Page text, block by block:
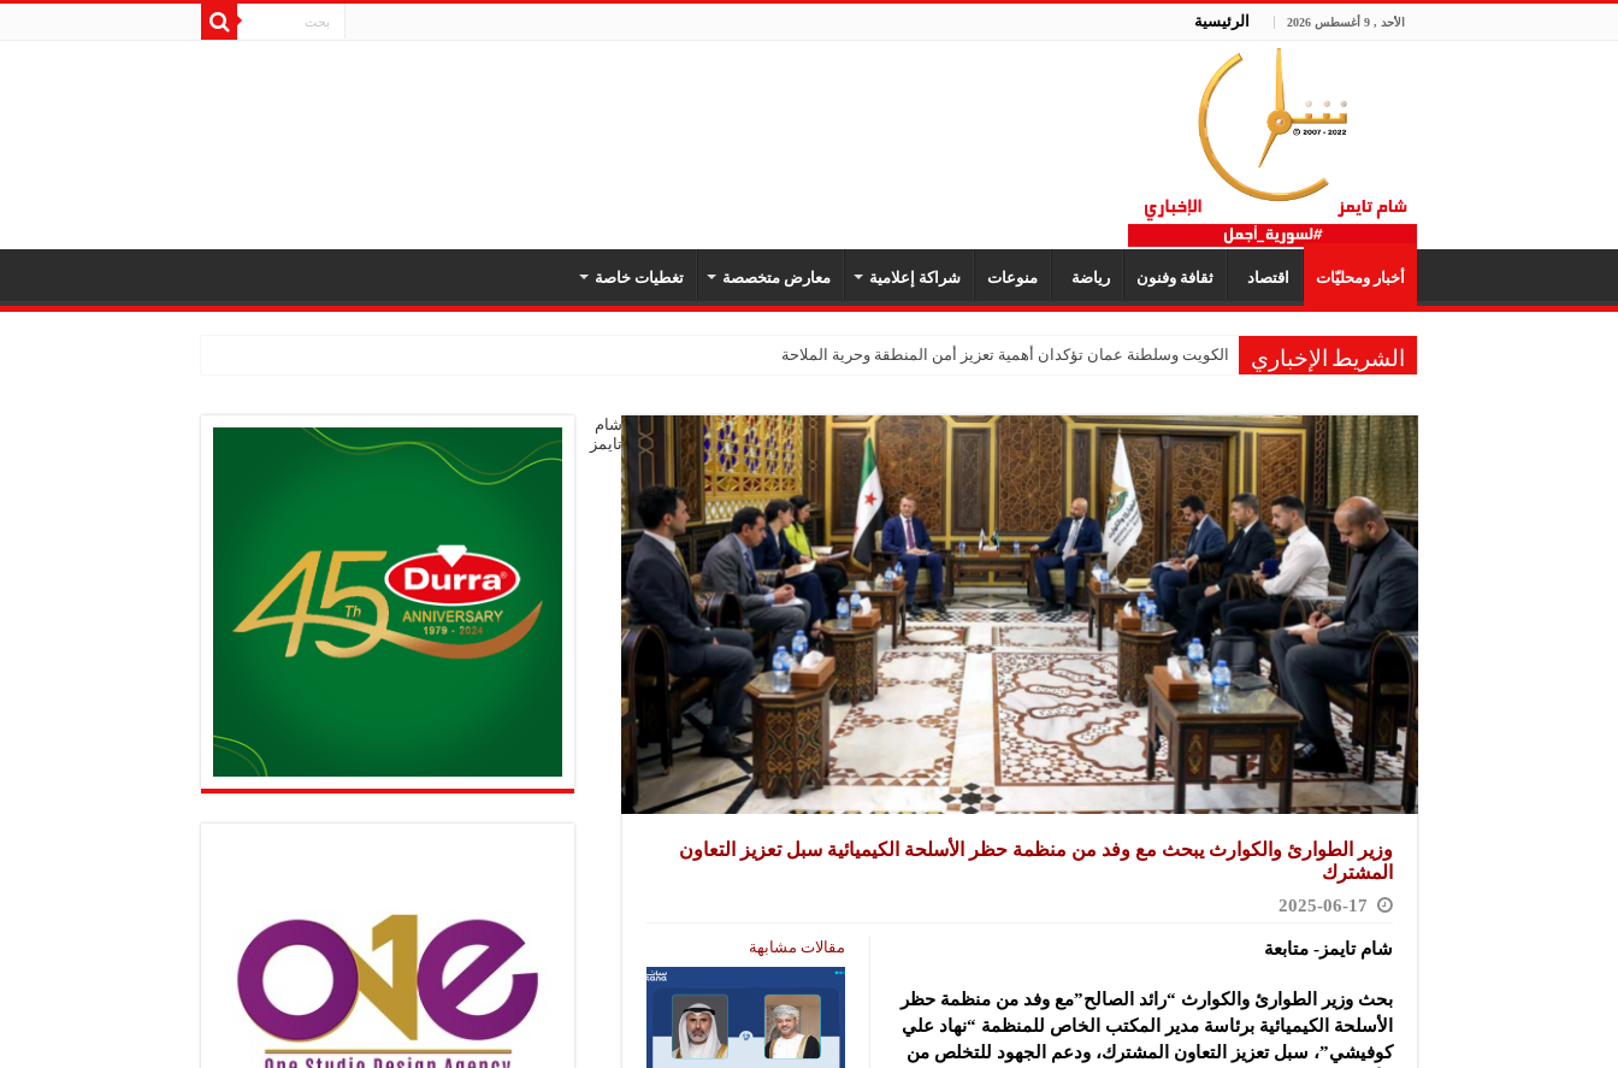
الأحد , 9 أغسطس 2026 الرئيسية
أخبار ومحليّات اقتصاد ثقافة وفنون رياضة منوعات شراكة إعلامية معارض متخصصة تغطيات خاصة
الشريط الإخباري الكويت وسلطنة عمان تؤكدان أهمية تعزيز أمن المنطقة وحرية الملاحة
وزير الطوارئ والكوارث يبحث مع وفد من منظمة حظر الأسلحة الكيميائية سبل تعزيز التعاون
المشترك
2025-06-17
مقالات مشابهة شام تايمز- متابعة
بحث وزير الطوارئ والكوارث “رائد الصالح”مع وفد من منظمة حظر
الأسلحة الكيميائية برئاسة مدير المكتب الخاص للمنظمة “نهاد علي
كوفيشي”، سبل تعزيز التعاون المشترك، ودعم الجهود للتخلص من
شام
تايمز